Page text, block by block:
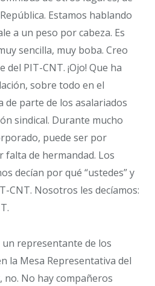
Estamos hablando
a un peso por cabeza. Es
sencilla, muy boba. Creo
PIT-CNT. ¡Ojo! Que ha
sobre todo en el
de parte de los asalariados
sindical. Durante mucho
puede ser por
falta de hermandad. Los
decían por qué “ustedes” y
CNT. Nosotros les decíamos:
representante de los
la Mesa Representativa del
no. No hay compañeros